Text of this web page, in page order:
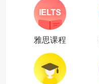
雅思课程